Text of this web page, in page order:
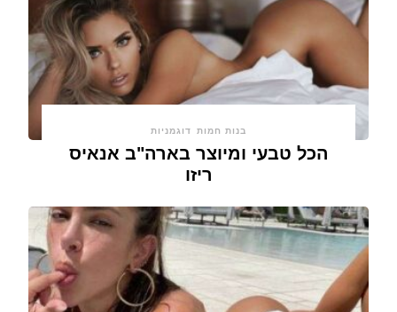
בנות חמות דוגמניות
הכל טבעי ומיוצר בארה"ב אנאיס
ריזו